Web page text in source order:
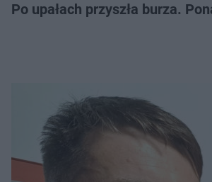
Po upałach przyszła burza.